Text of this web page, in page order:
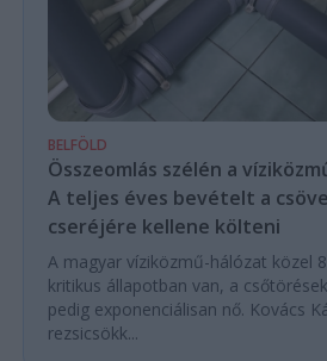
BELFÖLD
Összeomlás szélén a
A teljes éves bevételt a
cseréjére kellene költeni
A magyar víziközmű-hálózat közel
kritikus állapotban van, a
pedig exponenciálisan nő. Kovács
rezsicsökk...